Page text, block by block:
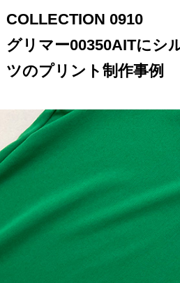
COLLECTION 0910
グリマー00350AITにシ
ツのプリント制作事例